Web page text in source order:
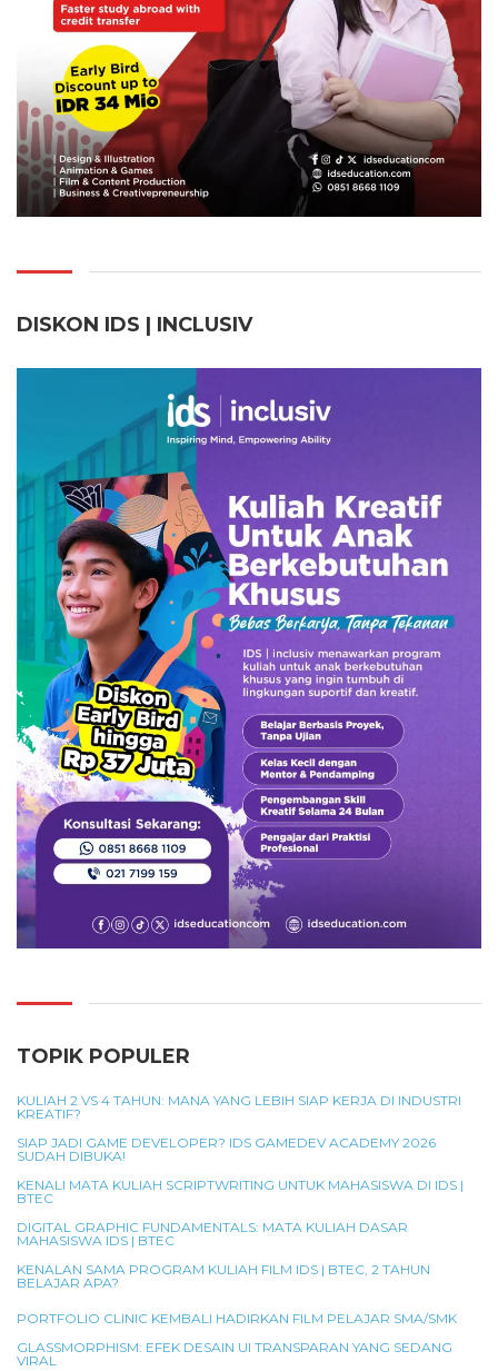
DISKON IDS | INCLUSIV
TOPIK POPULER
KULIAH 2 VS 4 TAHUN: MANA YANG LEBIH SIAP KERJA DI INDUSTRI
KREATIF?
SIAP JADI GAME DEVELOPER? IDS GAMEDEV ACADEMY 2026
SUDAH DIBUKA!
KENALI MATA KULIAH SCRIPTWRITING UNTUK MAHASISWA DI IDS |
BTEC
DIGITAL GRAPHIC FUNDAMENTALS: MATA KULIAH DASAR
MAHASISWA IDS | BTEC
KENALAN SAMA PROGRAM KULIAH FILM IDS | BTEC, 2 TAHUN
BELAJAR APA?
PORTFOLIO CLINIC KEMBALI HADIRKAN FILM PELAJAR SMA/SMK
GLASSMORPHISM: EFEK DESAIN UI TRANSPARAN YANG SEDANG
VIRAL